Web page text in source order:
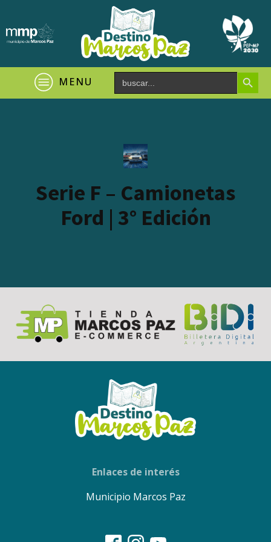
MENU Search
for:
Search Button
Serie F – Camionetas
Ford | 3° Edición
Enlaces de interés
Municipio Marcos Paz